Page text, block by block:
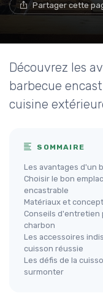
Partager cette
Découvrez les
barbecue
cuisine
SOMMAIRE
Les avantages d'un
Choisir le bon
encastrable
Matériaux et
Conseils d'entretien
charbon
Les accessoires
cuisson réussie
Les défis de la
surmonter